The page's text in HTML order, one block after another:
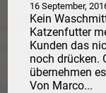
16 September,
Kein
Katzenfutter
Kunden das
noch drücken.
übernehmen
Von Marco...